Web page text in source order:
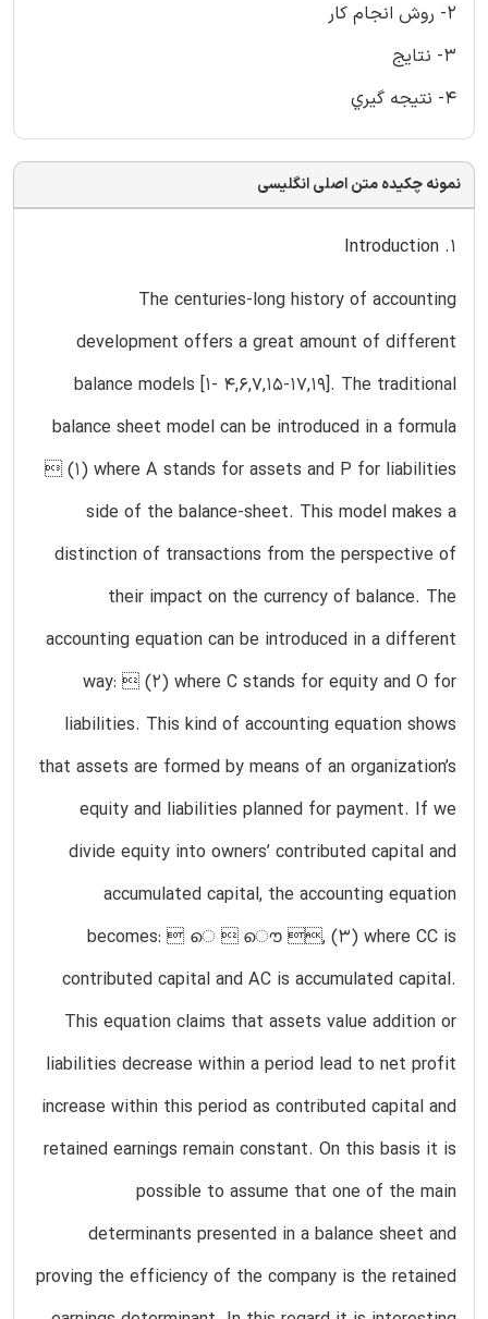
2- روش انجام كار
3- نتايج
4- نتيجه گيري
نمونه چکیده متن اصلی انگلیسی
1. Introduction
The centuries-long history of accounting
development offers a great amount of different
balance models [1- 4,6,7,15-17,19]. The traditional
balance sheet model can be introduced in a formula
 (1) where A stands for assets and P for liabilities
side of the balance-sheet. This model makes a
distinction of transactions from the perspective of
their impact on the currency of balance. The
accounting equation can be introduced in a different
way:  (2) where C stands for equity and O for
liabilities. This kind of accounting equation shows
that assets are formed by means of an organization’s
equity and liabilities planned for payment. If we
divide equity into owners’ contributed capital and
accumulated capital, the accounting equation
becomes:  െ  ൌ , (3) where CC is
contributed capital and AC is accumulated capital.
This equation claims that assets value addition or
liabilities decrease within a period lead to net profit
increase within this period as contributed capital and
retained earnings remain constant. On this basis it is
possible to assume that one of the main
determinants presented in a balance sheet and
proving the efficiency of the company is the retained